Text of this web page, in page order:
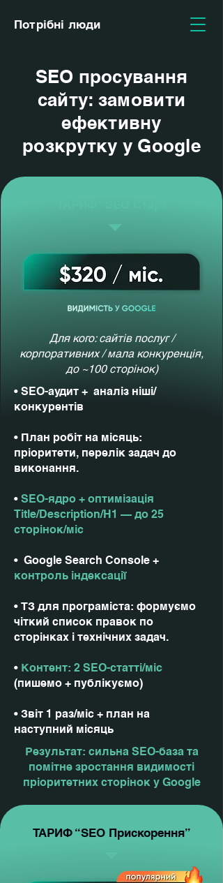
Потрібні люди
SEO просування
сайту: замовити
ефективну
розкрутку у Google
Для кого: сайтів послуг /
корпоративних / мала конкуренція,
до ~100 сторінок)
• SEO-аудит + аналіз ніші/
конкурентів
• План робіт на місяць:
пріоритети, перелік задач до
виконання.
• SEO-ядро + оптимізація
Title/Description/H1 — до 25
сторінок/міс
• Google Search Console +
контроль індексації
• ТЗ для програміста: формуємо
чіткий список правок по
сторінках і технічних задач.
• Контент: 2 SEO-статті/міс
(пишемо + публікуємо)
• Звіт 1 раз/міс + план на
наступний місяць
Результат: сильна SEO-база та
помітне зростання видимості
пріоритетних сторінок у Google
ТАРИФ “SEO Прискорення”